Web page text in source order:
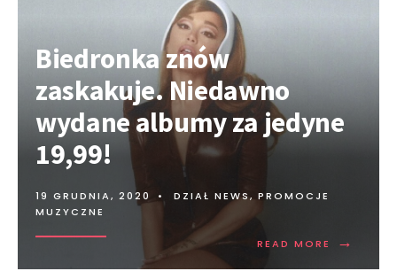
Biedronka znów
zaskakuje. Niedawno
wydane albumy za jedyne
19,99!
19 GRUDNIA, 2020 • DZIAŁ NEWS, PROMOCJE
MUZYCZNE
READ MORE →